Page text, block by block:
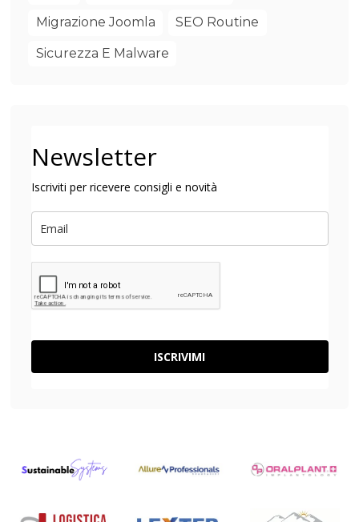
Migrazione Joomla SEO Routine
Sicurezza E Malware
Newsletter
Iscriviti per ricevere consigli e novità
ISCRIVIMI